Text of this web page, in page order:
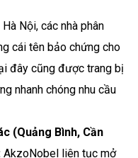
Nội, các nhà phân
cái tên bảo chứng cho
đây cũng được trang bị
nhanh chóng nhu cầu
(Quảng Bình, Cần
AkzoNobel liên tục mở